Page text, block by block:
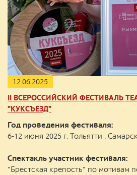
12.06.2025
II ВСЕРОССИЙСКИЙ ФЕСТИВАЛЬ
"КУКСЪЕЗД"
Год проведения фестиваля:
6-12 июня 2025 г. Тольятти ,
Спектакль участник фестиваля:
"Брестская крепость" по мотивам